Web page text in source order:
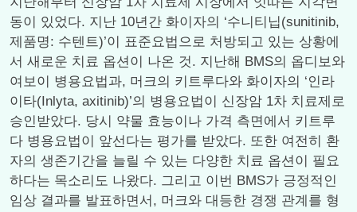
동이 있었다. 지난 10년간 화이자의 ‘수니티닙(sunitinib,
제품명: 수텐트)’이 표준요법으로 처방되고 있는 상황에
서 새로운 치료 옵션이 나온 것. 지난해 BMS의 옵디보와
여보이 병용요법과, 머크의 키트루다와 화이자의 ‘인라
이타(Inlyta, axitinib)’의 병용요법이 신장암 1차 치료제로
승인받았다. 당시 약물 효능이나 가격 측면에서 키트루
다 병용요법이 앞선다는 평가를 받았다. 또한 여전히 환
자의 생존기간을 늘릴 수 있는 다양한 치료 옵션이 필요
하다는 목소리도 나왔다. 그리고 이번 BMS가 긍정적인
임상 결과를 발표하면서, 머크와 대등한 경쟁 관계를 형